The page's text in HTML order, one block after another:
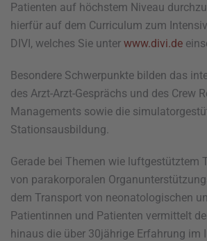
Patienten auf höchstem Niveau
hierfür auf dem Curriculum zum
DIVI, welches Sie unter www.divi.de
Besondere Schwerpunkte bilden das
des Arzt-Arzt-Gesprächs und des Crew
Managements sowie die
Stationsausbildung.
Gerade bei Themen wie luftgestütztem
von parakorporalen
dem Transport von neonatologischen
Patientinnen und Patienten vermittelt
hinaus die über 30jährige Erfahrung im